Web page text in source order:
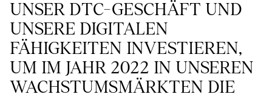
UNSER DTC-GESCHÄFT UND
UNSERE DIGITALEN
FÄHIGKEITEN INVESTIEREN,
UM IM JAHR 2022 IN UNSEREN
WACHSTUMSMÄRKTEN DIE